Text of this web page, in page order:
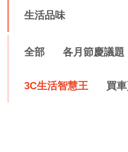
生活品味
全部 各月節慶議題
3C生活智慧王 買